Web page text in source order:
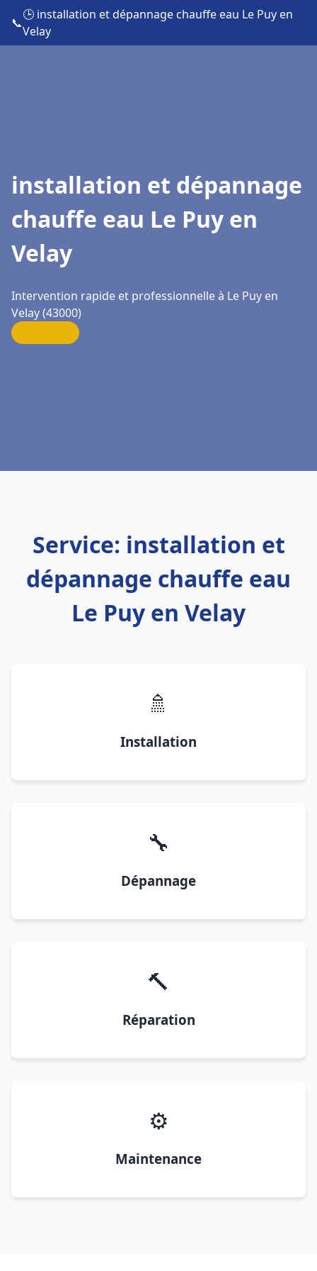
📞
🕒 installation et dépannage chauffe eau Le Puy en
Velay
installation et dépannage
chauffe eau Le Puy en
Velay
Intervention rapide et professionnelle à Le Puy en
Velay (43000)
Service: installation et
dépannage chauffe eau
Le Puy en Velay
🚿
Installation
🔧
Dépannage
🔨
Réparation
⚙️
Maintenance